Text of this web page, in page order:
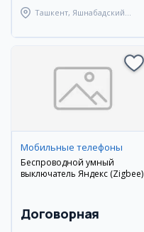
Ташкент, Яшнабадский
Мобильные телефоны
Беспроводной умный
выключатель Яндекс (Zigbee)
Договорная